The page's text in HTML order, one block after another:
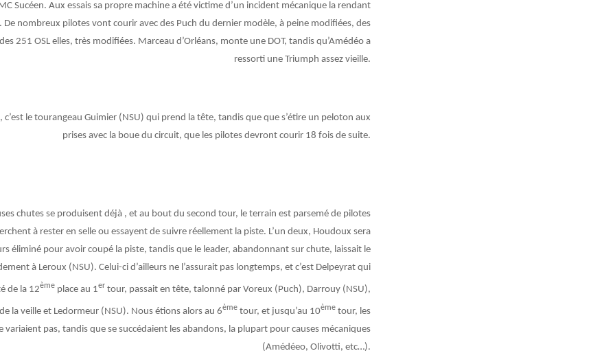
Sucéen. Aux essais sa propre machine a été victime d’un incident mécanique la rendant
De nombreux pilotes vont courir avec des Puch du dernier modèle, à peine modifiées, des
251 OSL elles, très modifiées. Marceau d’Orléans, monte une DOT, tandis qu’Amédéo a
ressorti une Triumph assez vieille.
c’est le tourangeau Guimier (NSU) qui prend la tête, tandis que que s’étire un peloton aux
prises avec la boue du circuit, que les pilotes devront courir 18 fois de suite.
chutes se produisent déjà , et au bout du second tour, le terrain est parsemé de pilotes
à rester en selle ou essayent de suivre réellement la piste. L’un deux, Houdoux sera
éliminé pour avoir coupé la piste, tandis que le leader, abandonnant sur chute, laissait le
à Leroux (NSU). Celui-ci d’ailleurs ne l’assurait pas longtemps, et c’est Delpeyrat qui
de la 12ème place au 1er tour, passait en tête, talonné par Voreux (Puch), Darrouy (NSU),
la veille et Ledormeur (NSU). Nous étions alors au 6èmetour, et jusqu’au 10èmetour, les
variaient pas, tandis que se succédaient les abandons, la plupart pour causes mécaniques
(Amédéeo, Olivotti, etc…).